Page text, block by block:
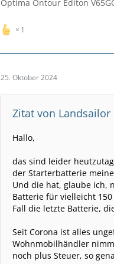
Optima Ontour Editon
1
25. Oktober 2024
Zitat von Landsailor
Hallo,
das sind leider
der Starterbatterie
Und die hat, glaube ich,
Batterie für vielleicht
Fall die letzte Batterie,
Seit Corona ist alles
Wohnmobilhändler
noch plus Steuer, so